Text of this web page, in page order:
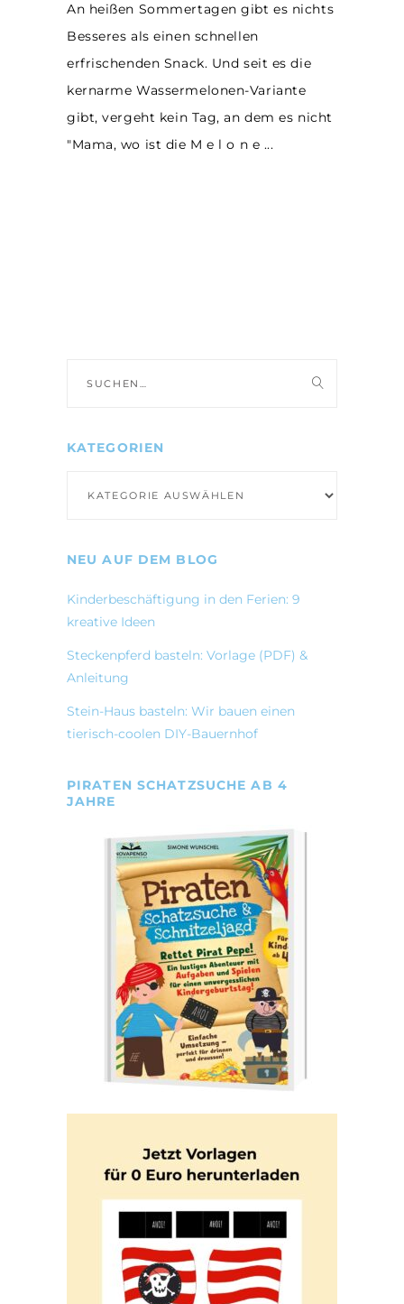
An heißen Sommertagen gibt es nichts
Besseres als einen schnellen
erfrischenden Snack. Und seit es die
kernarme Wassermelonen-Variante
gibt, vergeht kein Tag, an dem es nicht
"Mama, wo ist die M e l o n e
nach:
KATEGORIEN
NEU AUF DEM BLOG
Kinderbeschäftigung in den Ferien: 9
kreative Ideen
Steckenpferd basteln: Vorlage (PDF) &
Anleitung
Stein-Haus basteln: Wir bauen einen
tierisch-coolen DIY-Bauernhof
PIRATEN SCHATZSUCHE AB 4
JAHRE